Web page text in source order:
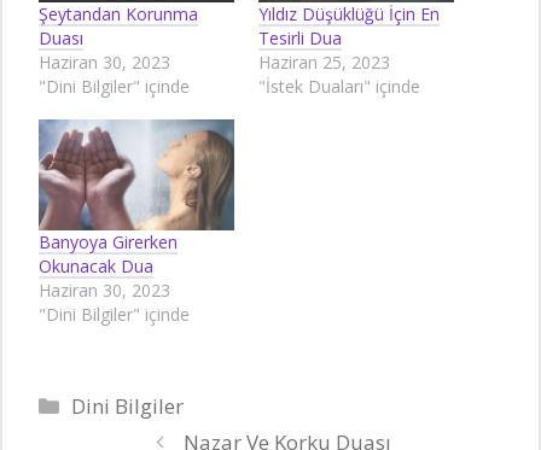
Şeytandan Korunma
Duası
Haziran 30, 2023
"Dini Bilgiler" içinde
Yıldız Düşüklüğü İçin En
Tesirli Dua
Haziran 25, 2023
"İstek Duaları" içinde
Banyoya Girerken
Okunacak Dua
Haziran 30, 2023
"Dini Bilgiler" içinde
Kategoriler
Dini Bilgiler
Nazar Ve Korku Duası